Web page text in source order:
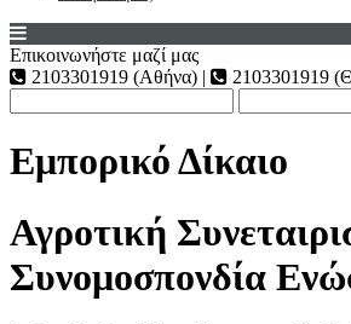
Επικοινωνήστε μαζί μας
2103301919 (Αθήνα) |
2103301919
Εμπορικό Δίκαιο
Αγροτική
Συνομοσπονδία